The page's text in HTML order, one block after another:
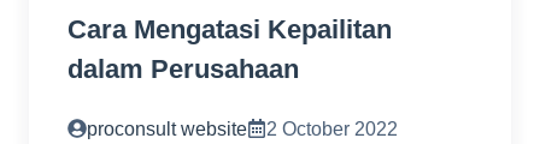
Cara Mengatasi Kepailitan
dalam Perusahaan
proconsult website 2 October 2022